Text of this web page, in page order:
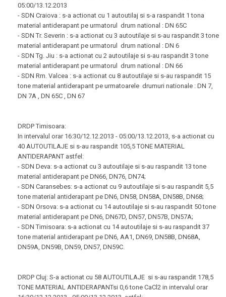
05:00/13.12.2013
- SDN Craiova : s-a actionat cu 1 autoutilaj si s-a raspandit 1 tona
material antiderapant pe urmatorul drum national : DN 65C
- SDN Tr. Severin : s-a actionat cu 3 autoutilaje si s-au raspandit 3 tone
material antiderapant pe urmatorul drum national : DN 6
- SDN Tg. Jiu : s-a actionat cu 2 autoutilaje si s-au raspandit 3 tone
material antiderapant pe urmatorul drum national : DN 66
- SDN Rm. Valcea : s-a actionat cu 8 autoutilaje si s-au raspandit 15
tone material antiderapant pe urmatoarele drumuri nationale : DN 7,
DN 7A , DN 65C , DN 67
DRDP Timisoara:
In intervalul orar 16:30/12.12.2013 - 05:00/13.12.2013, s-a actionat cu
40 AUTOUTILAJE si s-au raspandit 105,5 TONE MATERIAL
ANTIDERAPANT astfel:
- SDN Deva: s-a actionat cu 3 autoutilaje si s-au raspandit 13 tone
material antiderapant pe DN66, DN76, DN74;
- SDN Caransebes: s-a actionat cu 9 autoutilaje si s-au raspandit 5,5
tone material antiderapant pe DN6, DN58, DN58A, DN58B, DN68;
- SDN Orsova: s-a actionat cu 14 autoutilaje si s-au raspandit 50 tone
material antiderapant pe DN6, DN67D, DN57, DN57B, DN57A;
- SDN Timisoara: s-a actionat cu 14 autoutilaje si s-au raspandit 37
tone material antiderapant pe DN6, AA1, DN69, DN58B, DN68A,
DN59A, DN59B, DN59, DN57, DN59C.
DRDP Cluj: S-a actionat cu 58 AUTOUTILAJE si s-au raspandit 178,5
TONE MATERIAL ANTIDERAPANTsi 0,6 tone CaCl2 in intervalul orar